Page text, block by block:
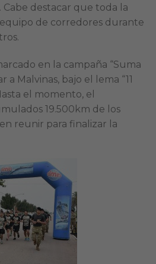
destacar que toda la
de corredores durante
en la campaña “Suma
a Malvinas, bajo el lema “11
el momento, el
19.500km de los
reunir para finalizar la